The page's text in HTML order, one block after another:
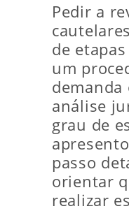
Pedir a
de
um
demanda
análise
grau de
passo
orientar
realizar